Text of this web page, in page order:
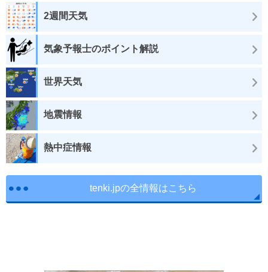
2週間天気
気象予報士のポイント解説
世界天気
地震情報
熱中症情報
tenki.jpの全情報はこちら